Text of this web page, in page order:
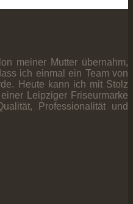
meiner Mutter übernahm,
ich einmal ein Team von
Heute kann ich mit Stolz
Leipziger Friseurmarke
Professionalität und